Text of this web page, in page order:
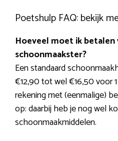
Poetshulp FAQ: bekijk
Hoeveel moet ik
schoonmaakster?
Een standaard
€12,90 tot wel €16,50 voor
rekening met (eenmalige)
op: daarbij heb je nog wel
schoonmaakmiddelen.